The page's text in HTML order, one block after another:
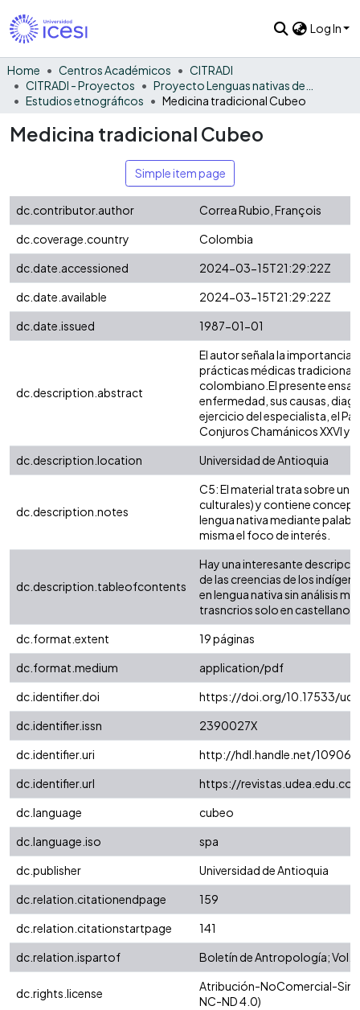
Log In
Home Centros Académicos
CITRADI
CITRADI - Proyectos
Estudios etnográficos
Medicina tradicional Cubeo
Medicina tradicional Cubeo
Simple item page
dc.contributor.author
Correa Rubio, François
dc.coverage.country
Colombia
dc.date.accessioned
2024-03-15T21:29:22Z
dc.date.available
2024-03-15T21:29:22Z
dc.date.issued
1987-01-01
dc.description.abstract
El autor señala la importancia
prácticas médicas
colombiano.El presente
enfermedad, sus causas,
ejercicio del especialista, el
Conjuros Chamánicos XXVI y
dc.description.location
Universidad de Antioquia
dc.description.notes
C5: El material trata sobre un
culturales) y contiene
lengua nativa mediante
misma el foco de interés.
dc.description.tableofcontents
Hay una interesante
de las creencias de los
en lengua nativa sin análisis
trasncrios solo en castellano.
dc.format.extent
19 páginas
dc.format.medium
application/pdf
dc.identifier.doi
https://doi.org/10.17533/
dc.identifier.issn
2390027X
dc.identifier.uri
http://hdl.handle.net/10906/
dc.identifier.url
https://
dc.language
cubeo
dc.language.iso
spa
dc.publisher
Universidad de Antioquia
dc.relation.citationendpage
159
dc.relation.citationstartpage
141
dc.relation.ispartof
Boletín de Antropología; Vol.
dc.rights.license
Atribución-NoComercial-
NC-ND 4.0)